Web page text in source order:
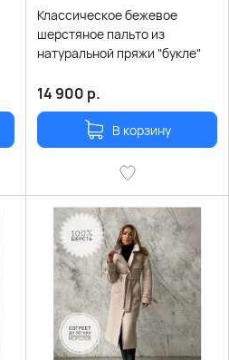
Классическое бежевое
шерстяное пальто из
натуральной пряжи "букле"
14 900 р.
В корзину